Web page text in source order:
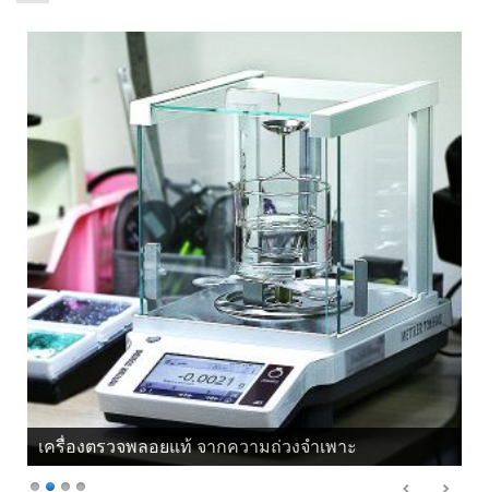
เครื่องตรวจพลอยแท้ จากความถ่วงจำเพาะ